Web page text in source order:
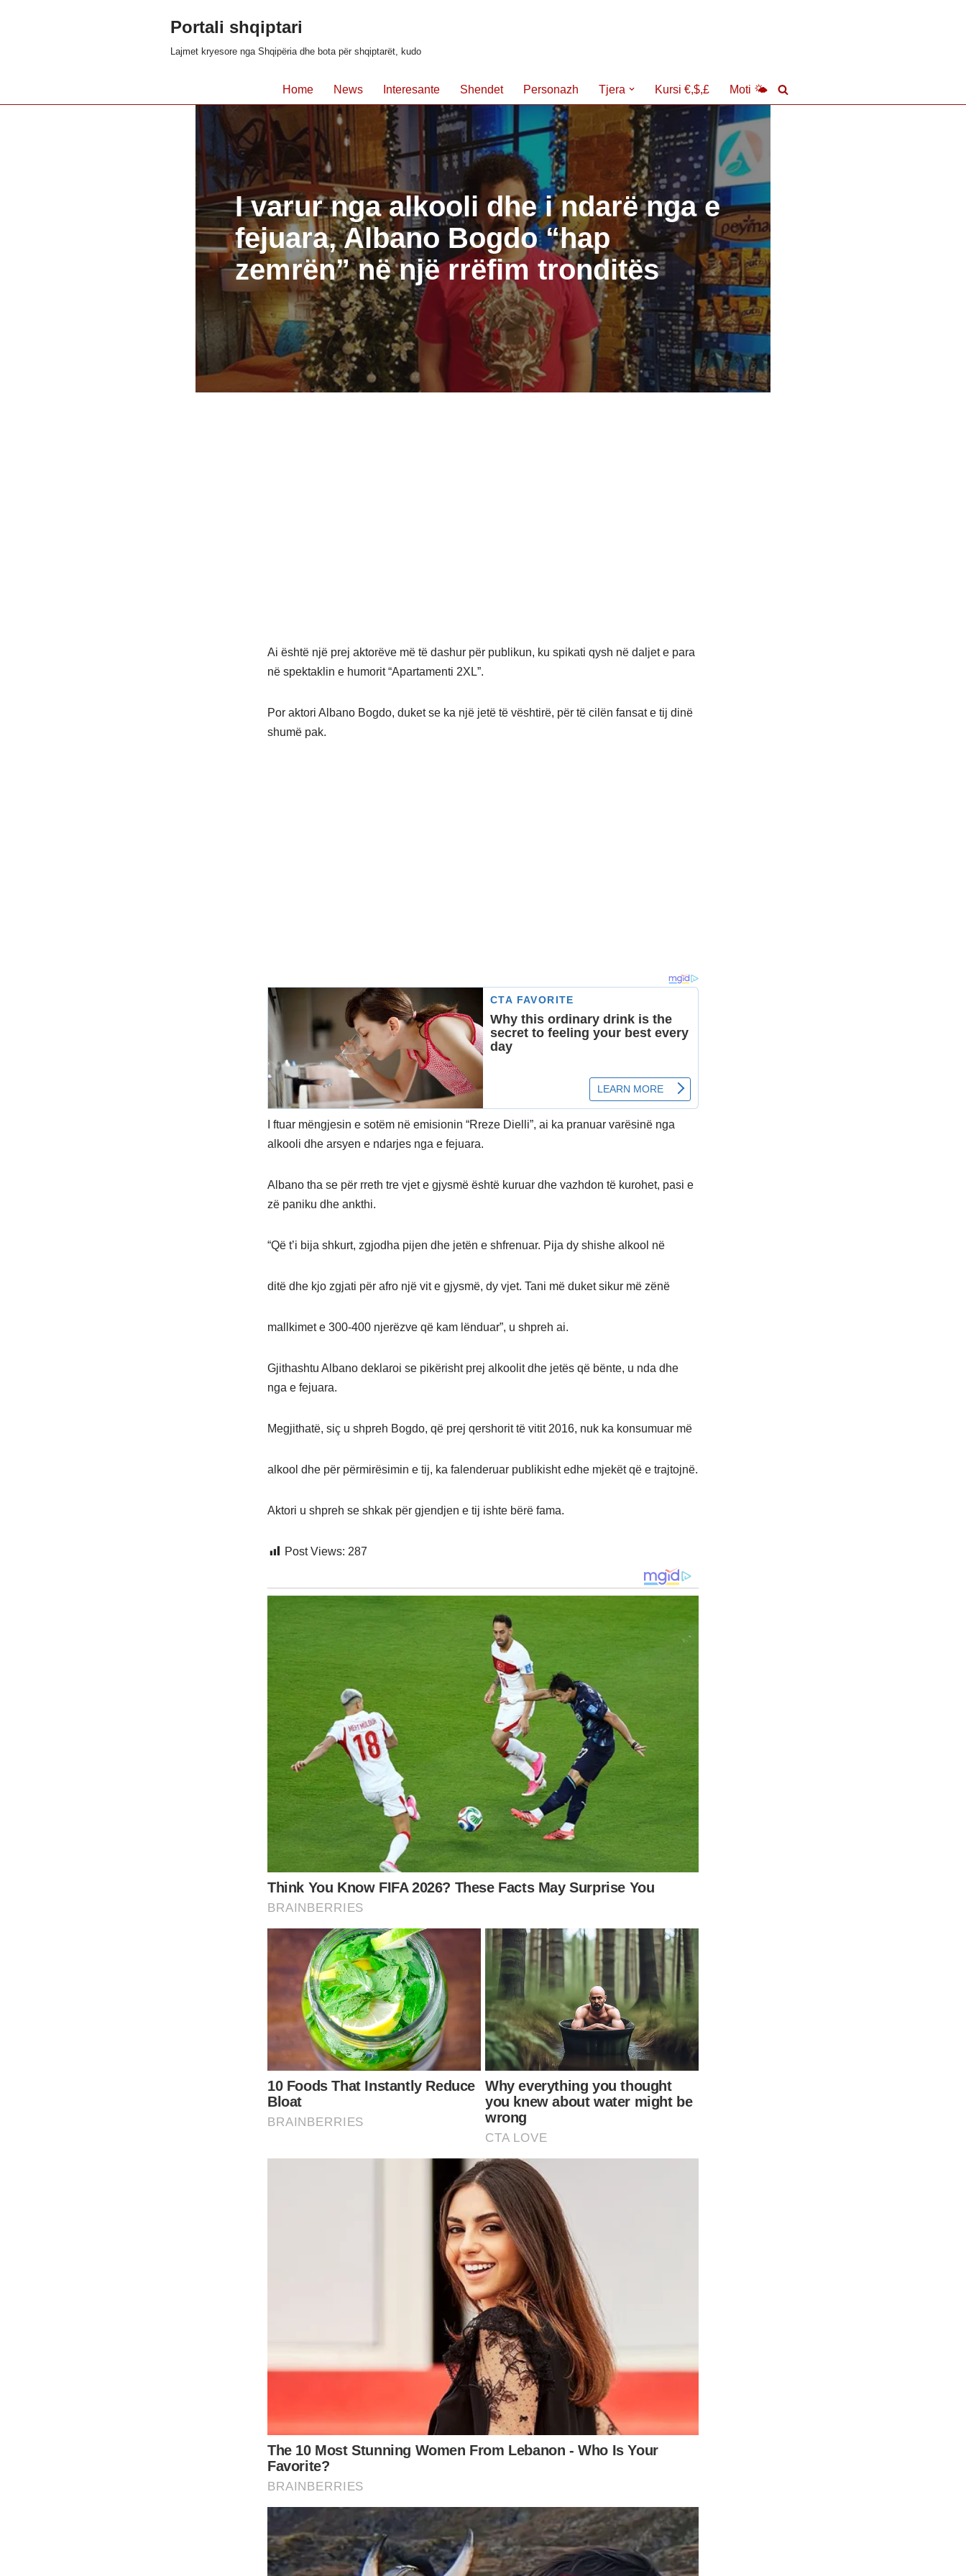
Portali shqiptari
Lajmet kryesore nga Shqipëria dhe bota për shqiptarët, kudo
Home News Interesante Shendet Personazh Tjera Kursi €,$,£ Moti 🌤
I varur nga alkooli dhe i ndarë nga e
fejuara, Albano Bogdo “hap
zemrën” në një rrëfim tronditës
Ai është një prej aktorëve më të dashur për publikun, ku spikati qysh në daljet e para
në spektaklin e humorit “Apartamenti 2XL”.
Por aktori Albano Bogdo, duket se ka një jetë të vështirë, për të cilën fansat e tij dinë
shumë pak.
I ftuar mëngjesin e sotëm në emisionin “Rreze Dielli”, ai ka pranuar varësinë nga
alkooli dhe arsyen e ndarjes nga e fejuara.
Albano tha se për rreth tre vjet e gjysmë është kuruar dhe vazhdon të kurohet, pasi e
zë paniku dhe ankthi.
“Që t’i bija shkurt, zgjodha pijen dhe jetën e shfrenuar. Pija dy shishe alkool në
ditë dhe kjo zgjati për afro një vit e gjysmë, dy vjet. Tani më duket sikur më zënë
mallkimet e 300-400 njerëzve që kam lënduar”, u shpreh ai.
Gjithashtu Albano deklaroi se pikërisht prej alkoolit dhe jetës që bënte, u nda dhe
nga e fejuara.
Megjithatë, siç u shpreh Bogdo, që prej qershorit të vitit 2016, nuk ka konsumuar më
alkool dhe për përmirësimin e tij, ka falenderuar publikisht edhe mjekët që e trajtojnë.
Aktori u shpreh se shkak për gjendjen e tij ishte bërë fama.
Post Views: 287